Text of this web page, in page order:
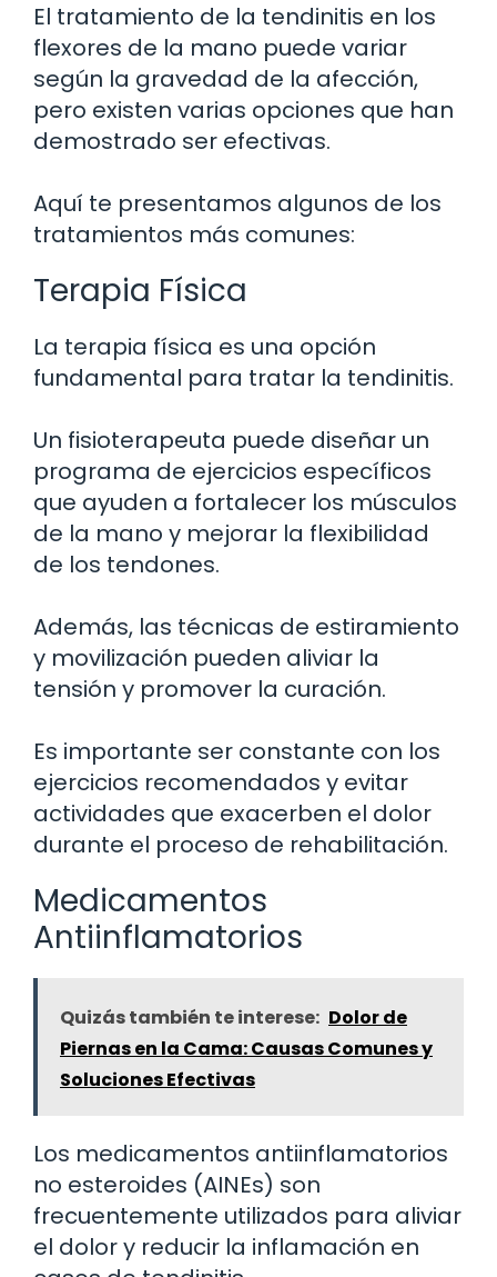
El tratamiento de la tendinitis en los
flexores de la mano puede variar
según la gravedad de la afección,
pero existen varias opciones que han
demostrado ser efectivas.
Aquí te presentamos algunos de los
tratamientos más comunes:
Terapia Física
La terapia física es una opción
fundamental para tratar la tendinitis.
Un fisioterapeuta puede diseñar un
programa de ejercicios específicos
que ayuden a fortalecer los músculos
de la mano y mejorar la flexibilidad
de los tendones.
Además, las técnicas de estiramiento
y movilización pueden aliviar la
tensión y promover la curación.
Es importante ser constante con los
ejercicios recomendados y evitar
actividades que exacerben el dolor
durante el proceso de rehabilitación.
Medicamentos
Antiinflamatorios
Quizás también te interese: Dolor de
Piernas en la Cama: Causas Comunes y
Soluciones Efectivas
Los medicamentos antiinflamatorios
no esteroides (AINEs) son
frecuentemente utilizados para aliviar
el dolor y reducir la inflamación en